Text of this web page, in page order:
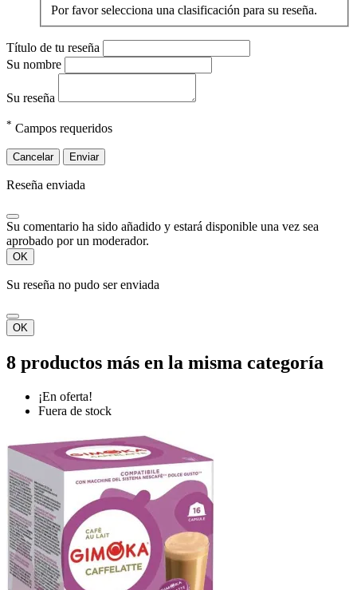
Por favor selecciona una clasificación para su reseña.
Título de tu reseña
Su nombre
Su reseña
* Campos requeridos
Cancelar Enviar
Reseña enviada
Su comentario ha sido añadido y estará disponible una vez sea
aprobado por un moderador.
OK
Su reseña no pudo ser enviada
OK
8 productos más en la misma categoría
¡En oferta!
Fuera de stock